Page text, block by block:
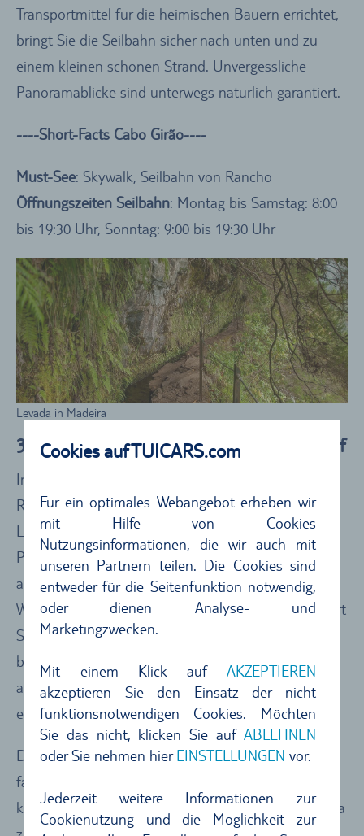
Cookies auf TUICARS.com
Für ein optimales Webangebot erheben wir
mit Hilfe von Cookies
Nutzungsinformationen, die wir auch mit
unseren Partnern teilen. Die Cookies sind
entweder für die Seitenfunktion notwendig,
oder dienen Analyse- und
Marketingzwecken.
Mit einem Klick aufAKZEPTIEREN
akzeptieren Sie den Einsatz der nicht
funktionsnotwendigen Cookies. Möchten
Sie das nicht, klicken Sie aufABLEHNEN
oder Sie nehmen hierEINSTELLUNGEN vor.
Jederzeit weitere Informationen zur
Cookienutzung und die Möglichkeit zur
Transportmittel für die heimischen Bauern errichtet,
bringt Sie die Seilbahn sicher nach unten und zu
einem kleinen schönen Strand. Unvergessliche
Panoramablicke sind unterwegs natürlich garantiert.
----Short-Facts Cabo Girão----
Must-See: Skywalk, Seilbahn von Rancho
Öffnungszeiten Seilbahn: Montag bis Samstag: 8:00
bis 19:30 Uhr, Sonntag: 9:00 bis 19:30 Uhr
Levada in Madeira
3.) Ribeiro Frio – idyllisches Bilderbuchdorf
Im Landesinneren befindet sich das kleine Dorf
Ribeiro Frio. Zwischen Bergen und üppig grünem
Lorbeer-Wald gelegen, ist Ribeiro Frio ein
Postkartenmotiv par excellence. Das Dorf ist aber
auch Ausgangspunkt für eine der schönsten
Wanderungen, die Madeira zu bieten hat. Diese führt
Sie durch einen uralten Wald, durch eine Felsscharte
bis zum Aussichtspunkt Balcoes, wo sich ein
atemberaubender Blick auf das Zentralgebirge
eröffnet.
Die knapp 3,5 Kilometer lange Wanderung erfolgt
fast vollständig entlang einer Levada – einem der
kleinen Bewässerungskanäle, die überall auf Madeira